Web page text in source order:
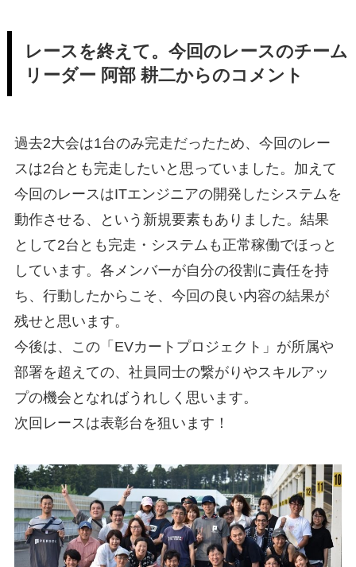
レースを終えて。今回のレースのチーム
リーダー 阿部 耕二からのコメント
過去2大会は1台のみ完走だったため、今回のレー
スは2台とも完走したいと思っていました。加えて
今回のレースはITエンジニアの開発したシステムを
動作させる、という新規要素もありました。結果
として2台とも完走・システムも正常稼働でほっと
しています。各メンバーが自分の役割に責任を持
ち、行動したからこそ、今回の良い内容の結果が
残せと思います。
今後は、この「EVカートプロジェクト」が所属や
部署を超えての、社員同士の繋がりやスキルアッ
プの機会となればうれしく思います。
次回レースは表彰台を狙います！